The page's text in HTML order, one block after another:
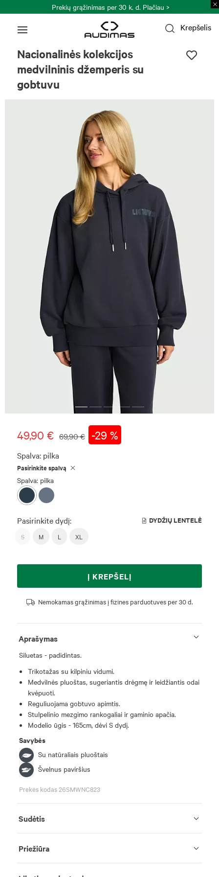
Prekių grąžinimas per 30 k. d. Plačiau >
Krepšelis
Nacionalinės kolekcijos
medvilninis džemperis su
gobtuvu
49,90 € 69,90 € -29 %
Spalva: pilka
Pasirinkite spalvą
Spalva: pilka
Pasirinkite dydį: DYDŽIŲ LENTELĖ
S M L XL
Į KREPŠELĮ
Nemokamas grąžinimas į fizines parduotuves per 30 d.
Aprašymas
Siluetas - padidintas.
Trikotažas su kilpiniu vidumi.
Medvilnės pluoštas, sugeriantis drėgmę ir leidžiantis odai
kvėpuoti.
Reguliuojama gobtuvo apimtis.
Stulpelinio mezgimo rankogaliai ir gaminio apačia.
Modelio ūgis - 165cm, dėvi S dydį.
Savybės
Su natūraliais pluoštais
Švelnus paviršius
Prekės kodas 26SMWNC823
Sudėtis
Priežiūra